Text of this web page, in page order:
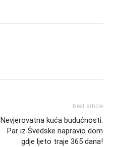
Next article
Nevjerovatna kuća budućnosti:
Par iz Švedske napravio dom
gdje ljeto traje 365 dana!